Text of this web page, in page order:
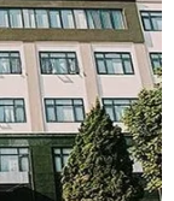
hay,
Bộ Ngoại
đã chết.